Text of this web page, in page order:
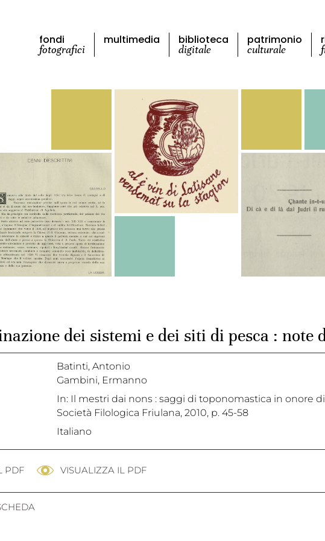
fondi
fotografici
multimedia biblioteca
digitale
patrimonio
culturale
dei sistemi e dei siti di pesca : note
Batinti, Antonio
Gambini, Ermanno
In: Il mestri dai nons : saggi di toponomastica in onore
Società Filologica Friulana, 2010, p. 45-58
Italiano
PDF VISUALIZZA IL PDF